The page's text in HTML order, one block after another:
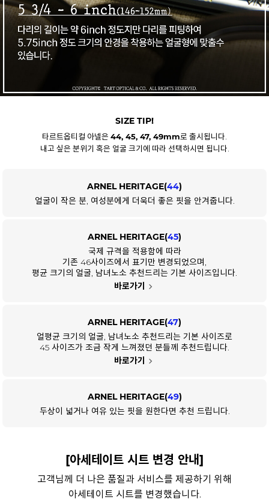
SIZE TIP!
타르트옵티컬 아넬은 44, 45, 47, 49mm로 출시됩니다.
내고 싶은 분위기 혹은 얼굴 크기에 따라 선택하시면 됩니다.
ARNEL HERITAGE(44)
얼굴이 작은 분, 여성분에게 더욱더 좋은 핏을 안겨줍니다.
ARNEL HERITAGE(45)
국제 규격을 적용함에 따라
기존 46사이즈에서 표기만 변경되었으며,
평균 크기의 얼굴, 남녀노소 추천드리는 기본 사이즈입니다.
바로가기
ARNEL HERITAGE(47)
얼평균 크기의 얼굴, 남녀노소 추천드리는 기본 사이즈로
45 사이즈가 조금 작게 느껴졌던 분들께 추천드립니다.
바로가기
ARNEL HERITAGE(49)
두상이 넓거나 여유 있는 핏을 원한다면 추천 드립니다.
[아세테이트 시트 변경 안내]
고객님께 더 나은 품질과 서비스를 제공하기 위해
아세테이트 시트를 변경했습니다.